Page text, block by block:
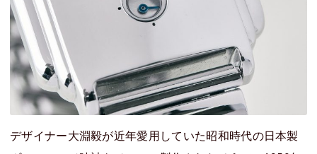
デザイナー大淵毅が近年愛用していた昭和時代の日本製